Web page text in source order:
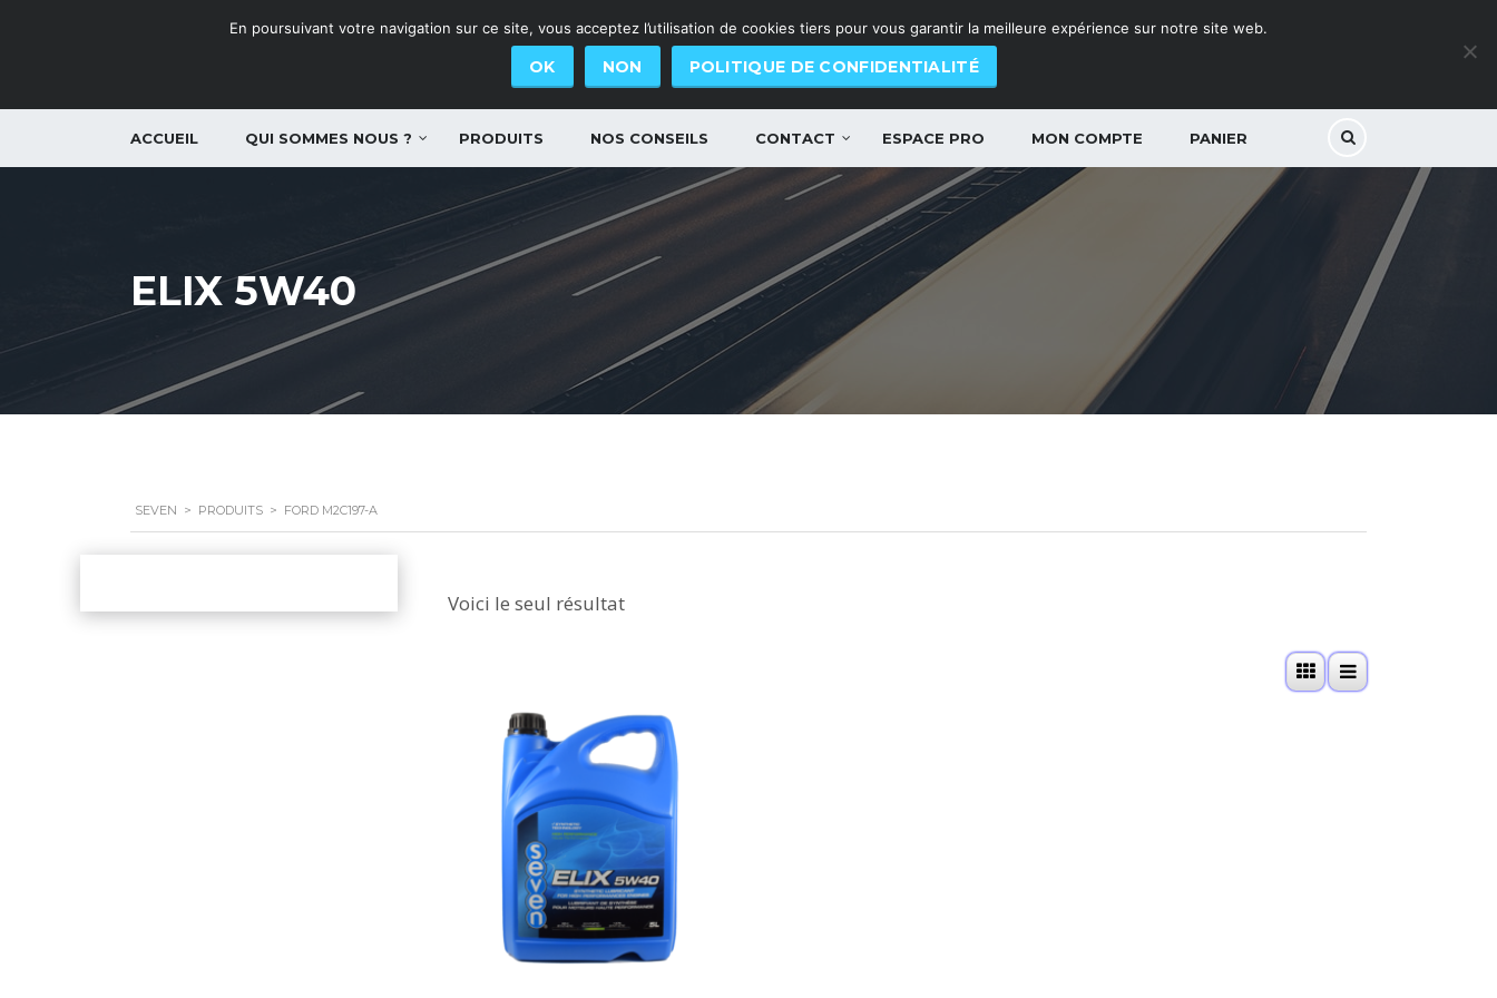
ACCUEIL QUI SOMMES NOUS ? PRODUITS NOS CONSEILS CONTACT ESPACE PRO MON COMPTE PANIER
ELIX 5W40
SEVEN > PRODUITS > FORD M2C197-A
Voici le seul résultat
En poursuivant votre navigation sur ce site, vous acceptez l’utilisation de cookies tiers pour vous garantir la meilleure expérience sur notre site web.
OK NON POLITIQUE DE CONFIDENTIALITÉ